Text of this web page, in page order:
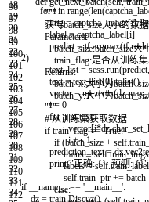
96
97
98
99
100
101
102
103
104
105
106
107
108
109
110
111
112
"""
获得batch_size大小的数
Parameters:
batch_size:batch_size大
train_flag:是否从训练集
Returns:
batch_x:大小为
batch_y:大小为
"""
# 从训练集获取数据
if train_flag == True:
if (batch_size + self.
trains = self.train_imgs
labels = self.
self.train_ptr +=
else:
18
19
20
21
22
23
24
25
26
27
28
29
30
31
32
33
34
for i in range(len(
img = captcha_image[i].
label = captcha_label[i]
predict = tf.argmax(tf.
2)
text_list = sess.run(predict,
text = text_list[0].tolist()
vector = np.zeros(dz.
i = 0
for n in text:
vector[i*dz.
i += 1
prediction_text = dz.
print("正确: {} 预测: {}"
if __name__ == '__main__':
dz = train.Discuz()